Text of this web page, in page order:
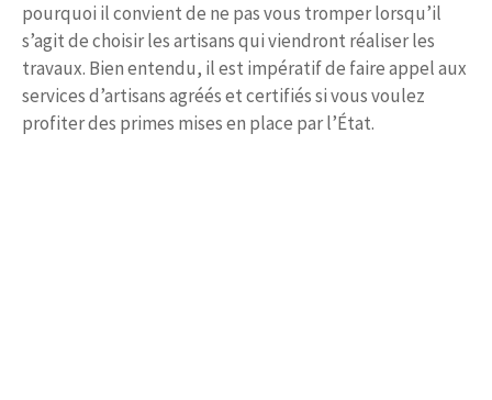
pourquoi il convient de ne pas vous tromper lorsqu’il
s’agit de choisir les artisans qui viendront réaliser les
travaux. Bien entendu, il est impératif de faire appel aux
services d’artisans agréés et certifiés si vous voulez
profiter des primes mises en place par l’État.